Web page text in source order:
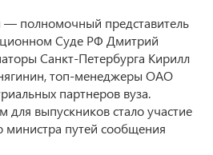
— полномочный представитель
Суде РФ Дмитрий
Санкт-Петербурга Кирилл
топ-менеджеры ОАО
партнеров вуза.
выпускников стало участие
министра путей сообщения